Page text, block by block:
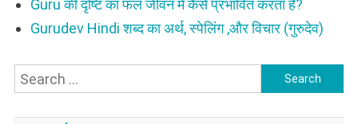
Guru की दृष्टि का फल जीवन में कैसे प्रभावित करता है?
Gurudev Hindi शब्द का अर्थ, स्पेलिंग ,और विचार (गुरुदेव)
Search